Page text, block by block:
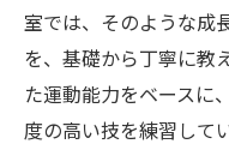
室では、そのような成
を、基礎から丁寧に教
た運動能力をベースに
度の高い技を練習して